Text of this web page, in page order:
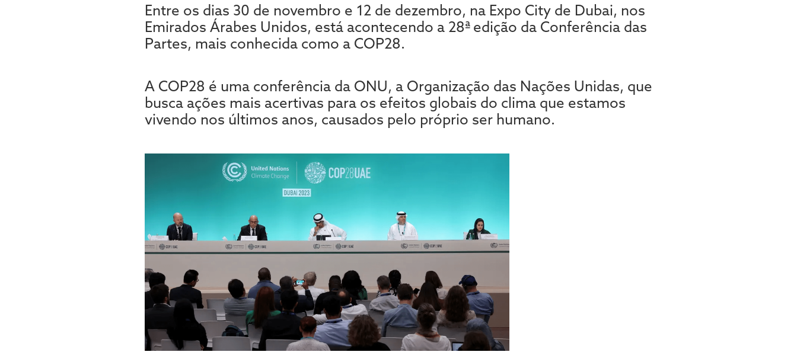
Entre os dias 30 de novembro e 12 de dezembro, na Expo City de Dubai, nos
Emirados Árabes Unidos, está acontecendo a 28ª edição da Conferência das
Partes, mais conhecida como a COP28.
A COP28 é uma conferência da ONU, a Organização das Nações Unidas, que
busca ações mais acertivas para os efeitos globais do clima que estamos
vivendo nos últimos anos, causados pelo próprio ser humano.